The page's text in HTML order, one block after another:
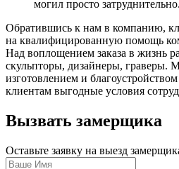
могил просто затруднительно.
Обратившись к нам в компанию,
на квалифицированную помощь
Над воплощением заказа в жизнь
скульпторы, дизайнеры, граверы.
изготовлением и
клиентам выгодные условия
Вызвать замерщика
Оставьте заявку на выезд